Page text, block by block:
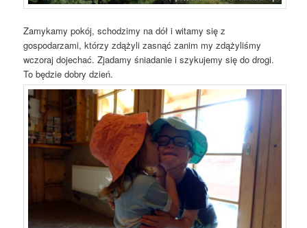
Zamykamy pokój, schodzimy na dół i witamy się z
gospodarzami, którzy zdążyli zasnąć zanim my zdążyliśmy
wczoraj dojechać. Zjadamy śniadanie i szykujemy się do drogi.
To będzie dobry dzień.